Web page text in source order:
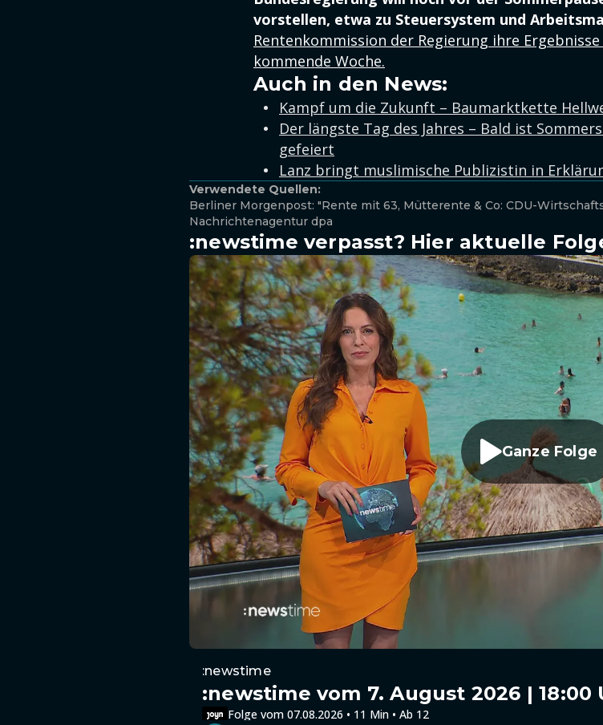
vorstellen, etwa zu Steuersystem und
Rentenkommission der Regierung ihre
kommende Woche.
Auch in den News:
Kampf um die Zukunft – Baumarktkette
Der längste Tag des Jahres – Bald ist
gefeiert
Lanz bringt muslimische Publizistin in
Verwendete Quellen:
Berliner Morgenpost: "Rente mit 63, Mütterente & Co: CDU-
Nachrichtenagentur dpa
:newstime verpasst? Hier aktuelle
Ganze Folge
:newstime
:newstime vom 7. August 2026 | 18:00
Folge vom 07.08.2026 • 11 Min • Ab 12